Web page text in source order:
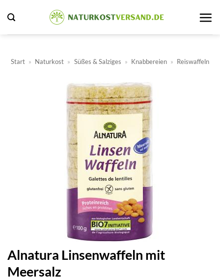
Inhalt
springen
Start » Naturkost » Süßes & Salziges » Knabbereien » Reiswaffeln
Alnatura Linsenwaffeln mit
Meersalz